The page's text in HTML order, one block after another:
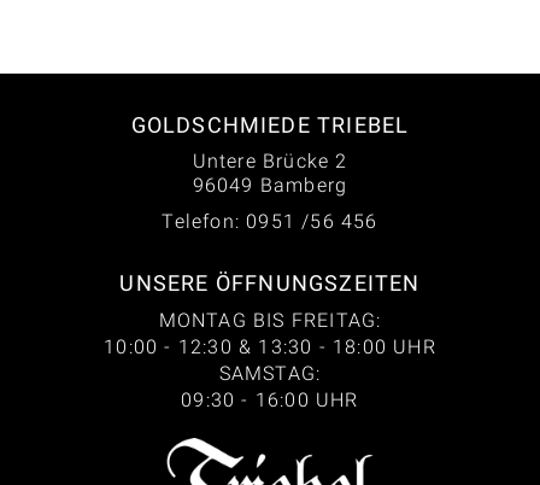
GOLDSCHMIEDE TRIEBEL
Untere Brücke 2
96049 Bamberg
Telefon: 0951 /56 456
UNSERE ÖFFNUNGSZEITEN
MONTAG BIS FREITAG:
10:00 - 12:30 & 13:30 - 18:00 UHR
SAMSTAG:
09:30 - 16:00 UHR